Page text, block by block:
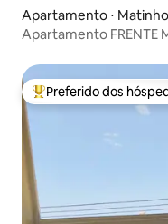
Apartamento ⋅
Apartamento FRENTE
Entre os melhores
Preferido dos